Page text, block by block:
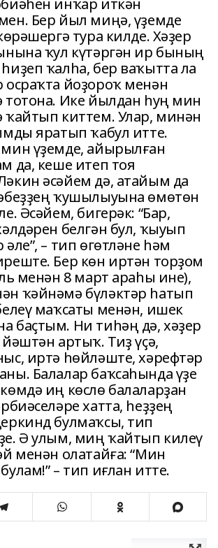
инҡар иткән
Бер йыл миңә, үҙемде
тура килде. Хәҙер
ҡул күтәргән ир бының
ҡалһа, бер ваҡытта ла
йоҙороҡ менән
тотона. Ике йылдан һуң мин
ҡайтып киттем. Улар, минән
яратып ҡабул итте.
үҙемде, айырылған
да, кеше итеп тоя
әсәйем дә, атайым да
ҡушылыуына өмөтөн
Әсәйем, бигерәк: “Бар,
белгән бул, ҡыуып
– тип өгөтләне һәм
Бер көн иртән торҙом
менән 8 март араһы ине),
ҡәйнәмә бүләктәр һатып
маҡсаты менән, ишек
баҫтым. Ни тиһәң дә, хәҙер
артыҡ. Тиҙ үҫә,
иртә һөйләште, хәрефтәр
Балалар баҡсаһында үҙе
иң көслө балаларҙан
хатта, һеҙҙең
булмаҡсы, тип
Ә улым, миң ҡайтып килеү
менән олатайға: “Мин
– тип иғлан итте.